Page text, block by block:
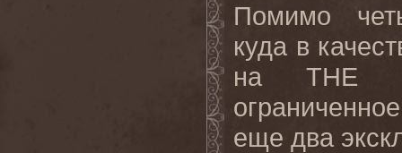
Помимо
куда в
на THE
еще два